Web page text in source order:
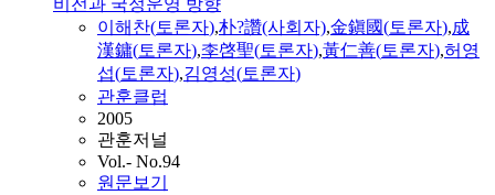
비전과 국정운영 방향
이해찬(토론자),朴?讚(사회자),金鎭國(토론자),成
漢鏞(토론자),李啓聖(토론자),黃仁善(토론자),허영
섭(토론자),김영성(토론자)
관훈클럽
2005
관훈저널
Vol.- No.94
원문보기